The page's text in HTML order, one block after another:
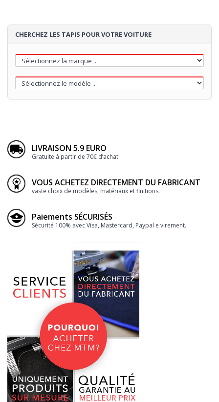
CHERCHEZ LES TAPIS POUR VOTRE VOITURE
LIVRAISON 5.9 EURO
Gratuite à partir de 70€ d’achat
VOUS ACHETEZ DIRECTEMENT DU FABRICANT
vaste choix de modèles, matériaux et finitions.
Paiements SÉCURISÉS
Sécurité 100% avec Visa, Mastercard, Paypal e virement.